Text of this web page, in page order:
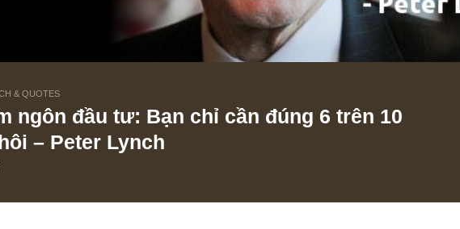
TECH & QUOTES
ngôn đầu tư: Bạn chỉ cần đúng 6 trên 10
thôi – Peter Lynch